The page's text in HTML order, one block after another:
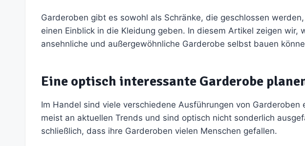
Garderoben gibt es sowohl als Schränke, die geschlossen
einen Einblick in die Kleidung geben. In diesem Artikel zeigen wir,
ansehnliche und außergewöhnliche Garderobe selbst bauen
Eine optisch interessante Garderobe
Im Handel sind viele verschiedene Ausführungen von Garderoben
meist an aktuellen Trends und sind optisch nicht sonderlich
schließlich, dass ihre Garderoben vielen Menschen gefallen.